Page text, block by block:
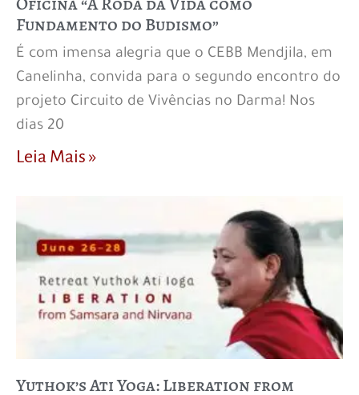
Fundamento do Budismo”
É com imensa alegria que o CEBB Mendjila, em
Canelinha, convida para o segundo encontro do
projeto Circuito de Vivências no Darma! Nos
dias 20
Leia Mais »
Yuthok’s Ati Yoga: Liberation from